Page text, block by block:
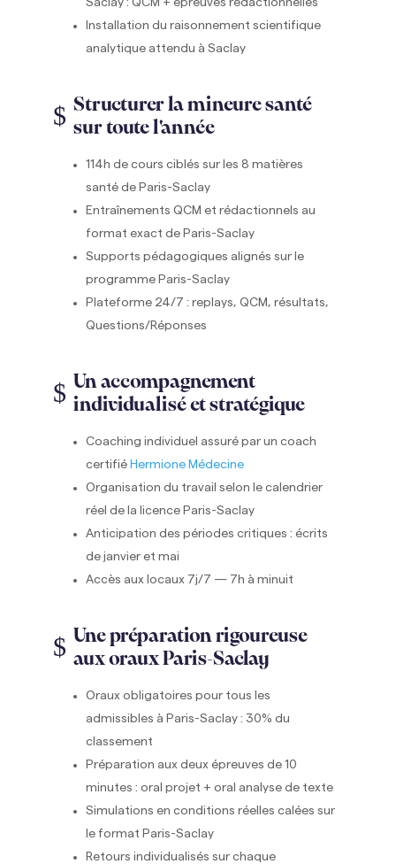
Installation du raisonnement scientifique
analytique attendu à Saclay
$ Structurer la mineure santé
sur toute l'année
114h de cours ciblés sur les 8 matières
santé de Paris-Saclay
Entraînements QCM et rédactionnels au
format exact de Paris-Saclay
Supports pédagogiques alignés sur le
programme Paris-Saclay
Plateforme 24/7 : replays, QCM, résultats,
Questions/Réponses
$ Un accompagnement
individualisé et stratégique
Coaching individuel assuré par un coach
certifié Hermione Médecine
Organisation du travail selon le calendrier
réel de la licence Paris-Saclay
Anticipation des périodes critiques : écrits
de janvier et mai
Accès aux locaux 7j/7 — 7h à minuit
$ Une préparation rigoureuse
aux oraux Paris-Saclay
Oraux obligatoires pour tous les
admissibles à Paris-Saclay : 30% du
classement
Préparation aux deux épreuves de 10
minutes : oral projet + oral analyse de texte
Simulations en conditions réelles calées sur
le format Paris-Saclay
Retours individualisés sur chaque